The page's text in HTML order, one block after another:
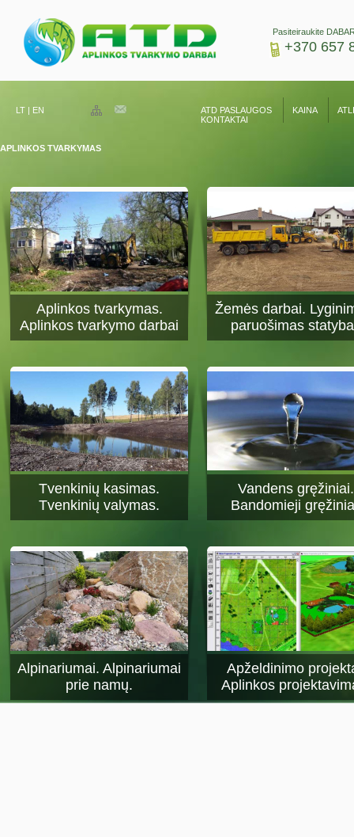
Pasiteiraukite
+370 657
LT | EN ATD PASLAUGOS KAINA
KONTAKTAI
APLINKOS TVARKYMAS
Aplinkos tvarkymas.
Aplinkos tvarkymo darbai
Žemės darbai.
paruošimas
Tvenkinių kasimas.
Tvenkinių valymas.
Vandens gręžiniai.
Bandomieji
Alpinariumai. Alpinariumai
prie namų.
Apželdinimo
Aplinkos